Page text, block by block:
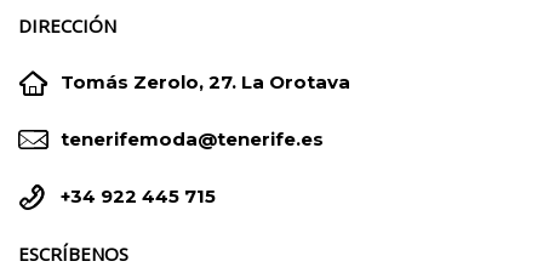
DIRECCIÓN

 Tomás Zerolo, 27. La Orotava

 tenerifemoda@tenerife.es

 +34 922 445 715
ESCRÍBENOS